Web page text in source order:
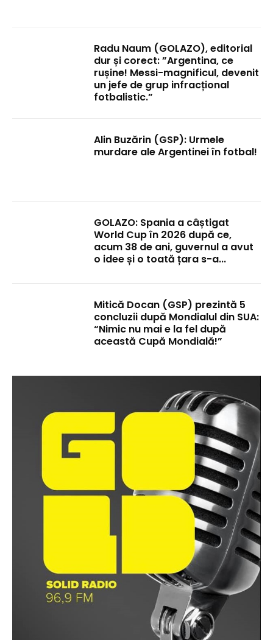
Radu Naum (GOLAZO), editorial
dur și corect: ”Argentina, ce
rușine! Messi-magnificul, devenit
un jefe de grup infracțional
fotbalistic.”
Alin Buzărin (GSP): Urmele
murdare ale Argentinei în fotbal!
GOLAZO: Spania a câștigat
World Cup în 2026 după ce,
acum 38 de ani, guvernul a avut
o idee și o toată țara s-a...
Mitică Docan (GSP) prezintă 5
concluzii după Mondialul din SUA:
“Nimic nu mai e la fel după
această Cupă Mondială!”